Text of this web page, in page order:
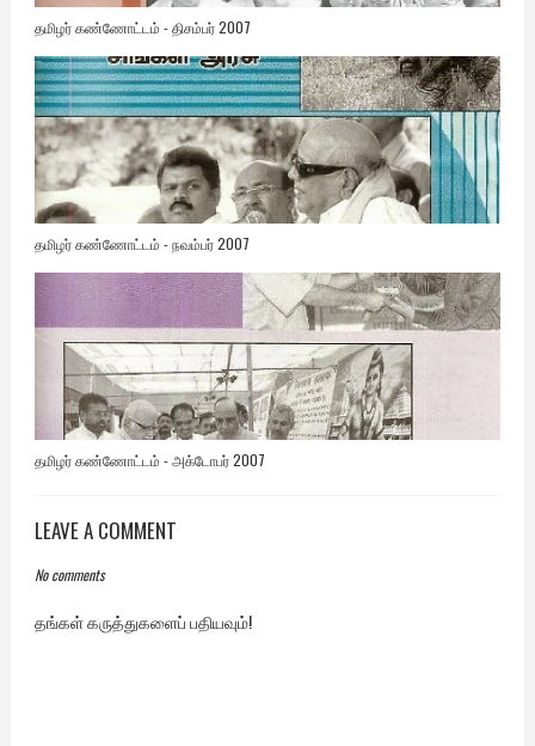
தமிழர் கண்ணோட்டம் - திசம்பர் 2007
தமிழர் கண்ணோட்டம் - நவம்பர் 2007
தமிழர் கண்ணோட்டம் - அக்டோபர் 2007
LEAVE A COMMENT
No comments
தங்கள் கருத்துகளைப் பதியவும்!